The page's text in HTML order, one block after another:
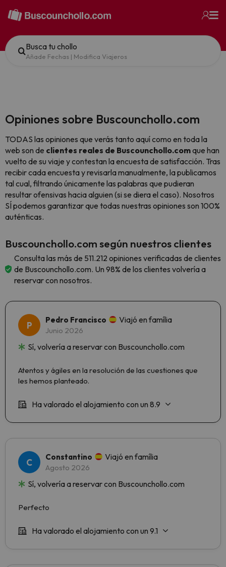
Busca tu chollo
Añade Fechas | Modifica Viajeros
Opiniones sobre Buscounchollo.com
TODAS las opiniones que verás tanto aquí como en toda la
web son de clientes reales de Buscounchollo.comque han
vuelto de su viaje y contestan la encuesta de satisfacción. Tras
recibir cada encuesta y revisarla manualmente, la publicamos
tal cual, filtrando únicamente las palabras que pudieran
resultar ofensivas hacia alguien (si se diera el caso). Nosotros
SÍ podemos garantizar que todas nuestras opiniones son 100%
auténticas.
Buscounchollo.com según nuestros clientes
Consulta las más de 511.212 opiniones verificadas de clientes
de Buscounchollo.com. Un 98% de los clientes volvería a
reservar con nosotros.